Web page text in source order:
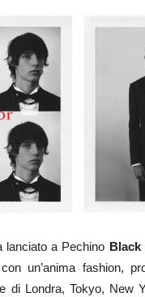
lanciato a Pechino Black
un’anima fashion,
di Londra, Tokyo, New